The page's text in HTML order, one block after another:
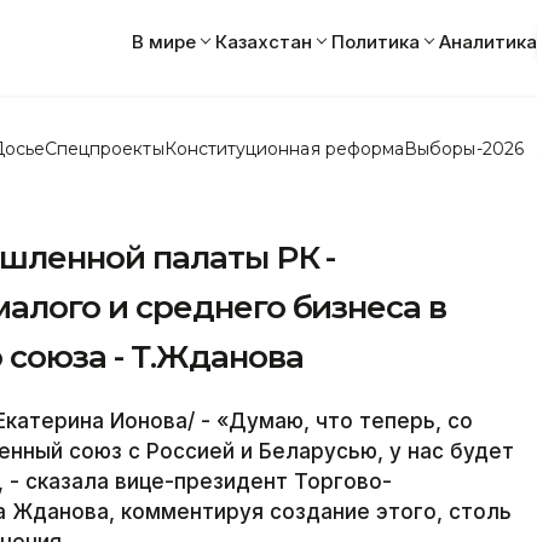
В мире Казахстан Политика Аналитика
СпецпроектыКонституционная реформаВыборы-2026
палаты РК -
и среднего бизнеса в
союза - Т.Жданова
Ионова/ - «Думаю, что теперь, со
союз с Россией и Беларусью, у нас будет
сказала вице-президент Торгово-
комментируя создание этого, столь